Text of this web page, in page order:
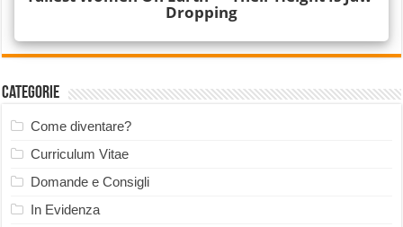
Categorie
Come diventare?
Curriculum Vitae
Domande e Consigli
In Evidenza